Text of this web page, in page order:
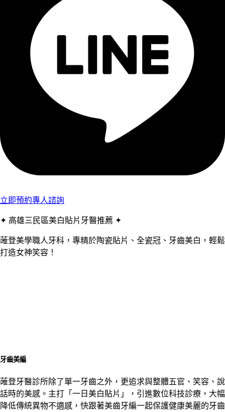
立即預約專人諮詢
✦ 高雄三民區美白貼片牙醫推薦 ✦
蓶登美學職人牙科，專精於陶瓷貼片、全瓷冠、牙齒美白，輕鬆
打造女神笑容！
牙齒美編
蓶登牙醫診所除了單一牙齒之外，更追求與整體五官、笑容、說
話時的美感。主打「一日美白貼片」，引進數位科技診療，大幅
降低傳統異物不適感，快跟著美齒牙編一起保護健康美麗的牙齒